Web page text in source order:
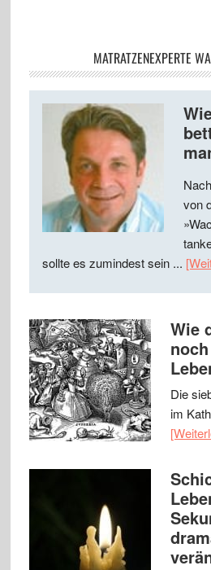
MATRATZENEXPERTE
von
sollte es zumindest sein ...
Wie
Die
im